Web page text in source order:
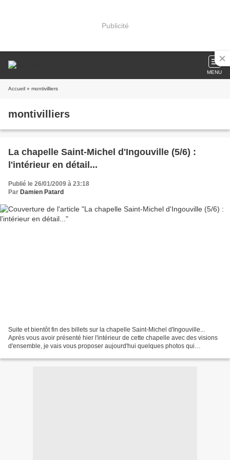
Publicité
MENU
Accueil » montivilliers
montivilliers
La chapelle Saint-Michel d'Ingouville (5/6) :
l'intérieur en détail...
Publié le 26/01/2009 à 23:18
Par Damien Patard
Suite et bientôt fin des billets sur la chapelle Saint-Michel d'Ingouville...
Après vous avoir présenté hier l'intérieur de cette chapelle avec des visions
d'ensemble, je vais vous proposer aujourd'hui quelques photos qui